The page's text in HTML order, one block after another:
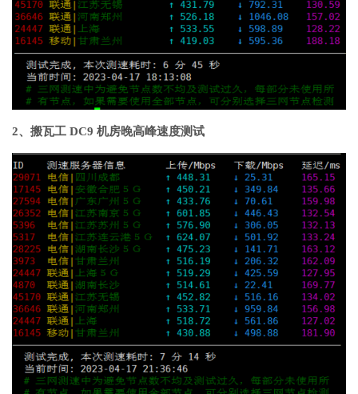
2、搬瓦工 DC9 机房晚高峰速度测试